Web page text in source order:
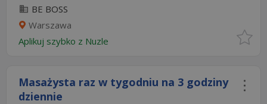
BE BOSS
Warszawa
Aplikuj szybko z Nuzle
Masażysta raz w tygodniu na 3 godziny
dziennie